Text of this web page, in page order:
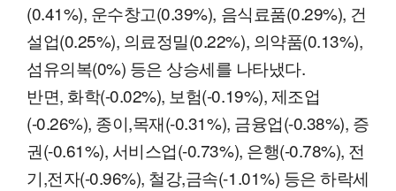
(0.41%), 운수창고(0.39%), 음식료품(0.29%), 건
설업(0.25%), 의료정밀(0.22%), 의약품(0.13%),
섬유의복(0%) 등은 상승세를 나타냈다.
반면, 화학(-0.02%), 보험(-0.19%), 제조업
(-0.26%), 종이,목재(-0.31%), 금융업(-0.38%), 증
권(-0.61%), 서비스업(-0.73%), 은행(-0.78%), 전
기,전자(-0.96%), 철강,금속(-1.01%) 등은 하락세